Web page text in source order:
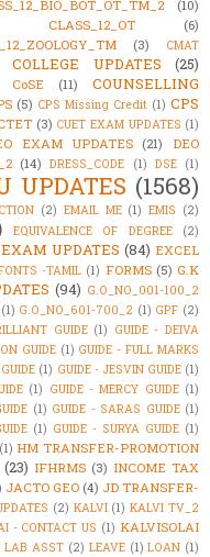
(10)
CLASS_12_OT
(6)
(3)
CMAT
COLLEGE UPDATES (25)
CoSE (11)
COUNSELLING
(5) CPS Missing Credit (1) CPS
(3) CUET EXAM UPDATES (1)
EXAM UPDATES (21)
DEO
(14) DRESS_CODE (1) DSE (1)
UPDATES (1568)
(2) EMAIL ME (1) EMIS (2)
EQUIVALENCE OF DEGREE (2)
EXAM UPDATES (84) EXCEL
-TAMIL (1) FORMS (5) G.K
(94) G.O_NO_001-100_2
(1) G.O_NO_601-700_2 (1) GPF (2)
GUIDE (1) GUIDE - DEIVA
GUIDE (1) GUIDE - FULL MARKS
(1) GUIDE - JESVIN GUIDE (1)
(1) GUIDE - MERCY GUIDE (1)
(1) GUIDE - SARAS GUIDE (1)
(1) GUIDE - SURYA GUIDE (1)
(1) HM TRANSFER-PROMOTION
(23) IFHRMS (3) INCOME TAX
JACTO GEO (4) JD TRANSFER-
(2) KALVI (1) KALVI TV_2
- CONTACT US (1) KALVISOLAI
LAB ASST (2) LEAVE (1) LOAN (1)